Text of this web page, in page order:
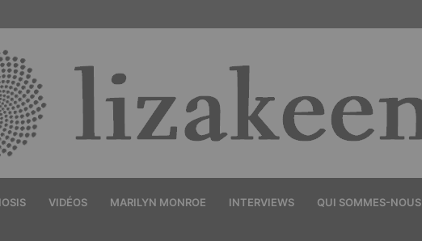
VIDÉOS MARILYN MONROE INTERVIEWS QUI SOMMES-NOUS